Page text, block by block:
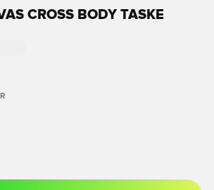
CROSS BODY TASKE